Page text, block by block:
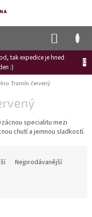
tak expedice je hned
:)
Tramín červený
specialitu mezi
chutí a jemnou sladkostí.
Nejprodávanější